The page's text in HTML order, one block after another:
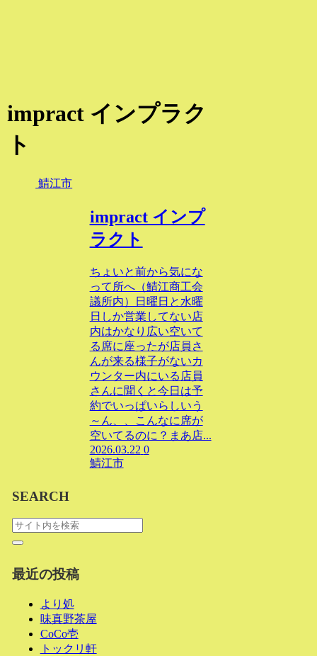
impract インプラク
ト
鯖江市
impract インプ
ラクト
ちょいと前から気にな
って所へ（鯖江商工会
議所内）日曜日と水曜
日しか営業してない店
内はかなり広い空いて
る席に座ったが店員さ
んが来る様子がないカ
ウンター内にいる店員
さんに聞くと今日は予
約でいっぱいらしいう
～ん、、こんなに席が
空いてるのに？まあ店...
2026.03.22 0
鯖江市
SEARCH
最近の投稿
より処
味真野茶屋
CoCo壱
トックリ軒